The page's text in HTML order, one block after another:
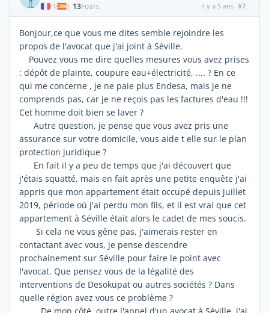
| 13POSTS il y a 5 ans #7
Bonjour,ce que vous me dites semble rejoindre les
propos de l'avocat que j'ai joint à Séville.
Pouvez vous me dire quelles mesures vous avez prises
: dépôt de plainte, coupure eau+électricité, .... ? En ce
qui me concerne , je ne paie plus Endesa, mais je ne
comprends pas, car je ne reçois pas les factures d'eau !!!
Cet homme doit bien se laver ?
Autre question, je pense que vous avez pris une
assurance sur votre domicile, vous aide t elle sur le plan
protection juridique ?
En fait il y a peu de temps que j'ai découvert que
j'étais squatté, mais en fait après une petite enquête j'ai
appris que mon appartement était occupé depuis juillet
2019, période où j'ai perdu mon fils, et il est vrai que cet
appartement à Séville était alors le cadet de mes soucis.
Si cela ne vous gêne pas, j'aimerais rester en
contactant avec vous, je pense descendre
prochainement sur Séville pour faire le point avec
l'avocat. Que pensez vous de la légalité des
interventions de Desokupat ou autres sociétés ? Dans
quelle région avez vous ce problème ?